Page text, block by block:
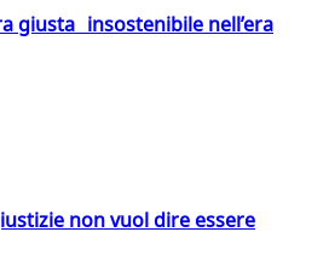
giusta insostenibile nell’era
non vuol dire essere